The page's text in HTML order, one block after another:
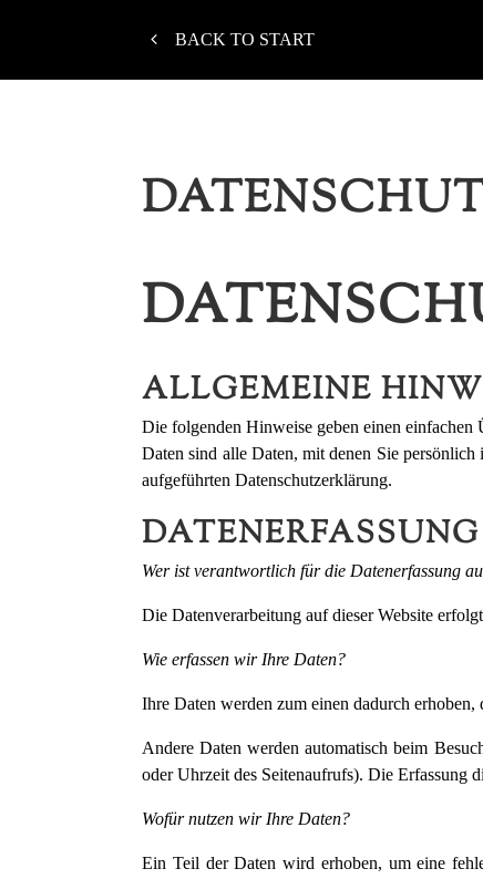
BACK TO START
ALLGEMEINE
Die folgenden Hinweise geben einen einfachen
Daten sind alle Daten, mit denen Sie
aufgeführten Datenschutzerklärung.
Wer ist verantwortlich für die Datenerfassung
Die Datenverarbeitung auf dieser Website
Wie erfassen wir Ihre Daten?
Ihre Daten werden zum einen dadurch
Andere Daten werden automatisch beim
oder Uhrzeit des Seitenaufrufs). Die Erfassung
Wofür nutzen wir Ihre Daten?
Ein Teil der Daten wird erhoben, um eine